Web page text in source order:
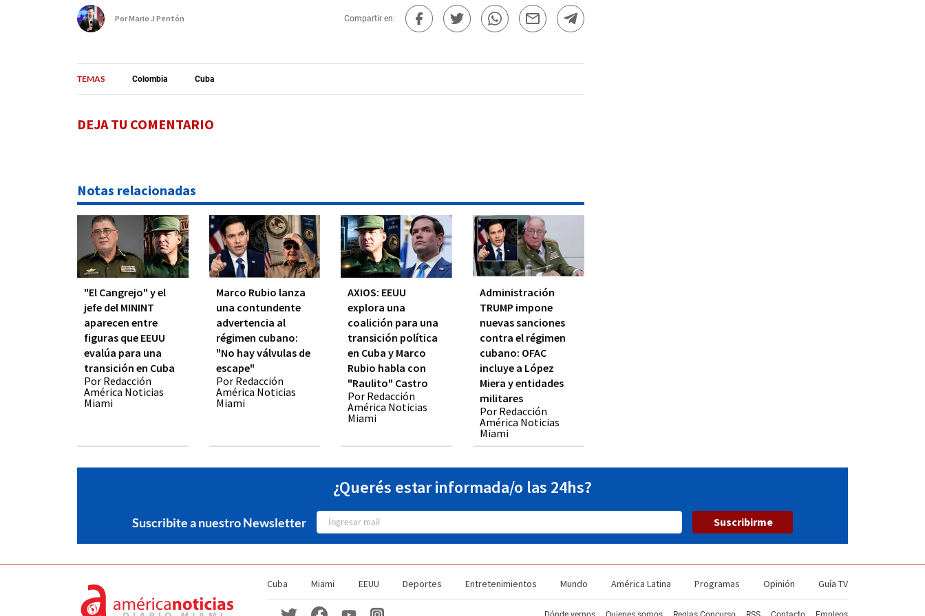
PorMario J Pentón Compartir en:
TEMAS Colombia Cuba
DEJA TU COMENTARIO
Notas relacionadas
"El Cangrejo" y el
jefe del MININT
aparecen entre
figuras que EEUU
evalúa para una
transición en Cuba
Por Redacción
América Noticias
Miami
Marco Rubio lanza
una contundente
advertencia al
régimen cubano:
"No hay válvulas de
escape"
Por Redacción
América Noticias
Miami
AXIOS: EEUU
explora una
coalición para una
transición política
en Cuba y Marco
Rubio habla con
"Raulito" Castro
Por Redacción
América Noticias
Miami
Administración
TRUMP impone
nuevas sanciones
contra el régimen
cubano: OFAC
incluye a López
Miera y entidades
militares
Por Redacción
América Noticias
Miami
¿Querés estar informada/o las 24hs?
Suscribite a nuestro Newsletter Suscribirme
Cuba Miami EEUU Deportes Entretenimientos Mundo América Latina Programas Opinión Guía TV